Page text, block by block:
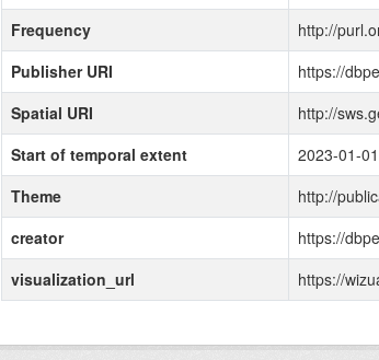
Frequency
http://
Publisher URI
https://
Spatial URI
http://
Start of temporal extent
2023-01-01
Theme
http://
creator
https://
visualization_url
https://